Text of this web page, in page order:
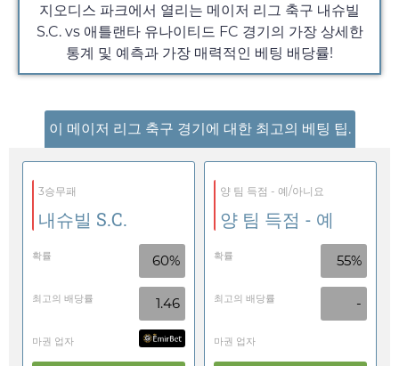
지오디스 파크에서 열리는 메이저 리그 축구 내슈빌
S.C. vs 애틀랜타 유나이티드 FC 경기의 가장 상세한
통계 및 예측과 가장 매력적인 베팅 배당률!
이 메이저 리그 축구 경기에 대한 최고의 베팅 팁.
3승무패
내슈빌 S.C.
확률 60%
최고의 배당률 1.46
마권 업자
양 팀 득점 - 예/아니요
양 팀 득점 - 예
확률 55%
최고의 배당률 -
마권 업자